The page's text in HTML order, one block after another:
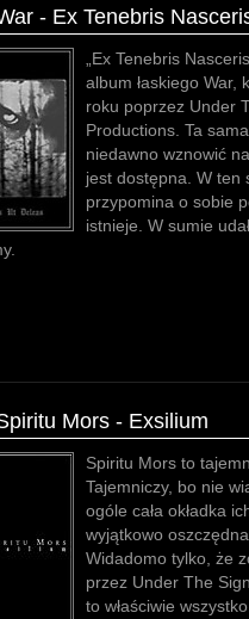
- Ex Tenebris
„Ex Tenebris
album łaskiego War,
roku poprzez Under
Productions. Ta
niedawno wznowić
jest dostępna. W ten
przypomina o sobie
istnieje. W sumie
Mors - Exsilium
Spiritu Mors to
Tajemniczy, bo nie
ogóle cała okładka
wyjątkowo
Widadomo tylko, że
przez Under The
to właściwie